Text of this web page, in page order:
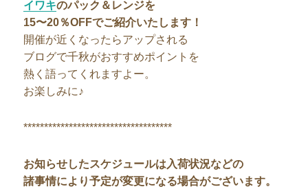
イワキのパック＆レンジを
15〜20％OFFでご紹介いたします！
開催が近くなったらアップされる
ブログで千秋がおすすめポイントを
熱く語ってくれますよー。
お楽しみに♪
************************************
お知らせしたスケジュールは入荷状況などの
諸事情により予定が変更になる場合がございます。